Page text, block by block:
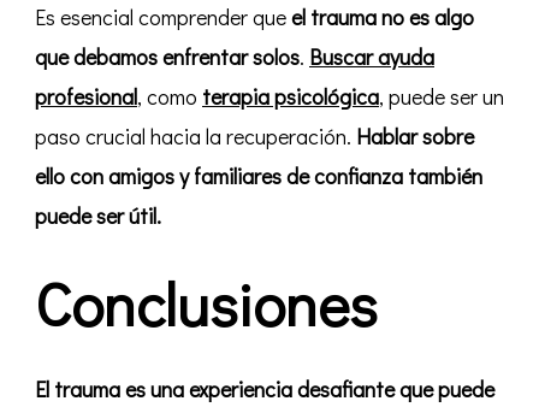
Es esencial comprender queel trauma no es algo
que debamos enfrentar solos. Buscar ayuda
profesional, como terapia psicológica, puede ser un
paso crucial hacia la recuperación. Hablar sobre
ello con amigos y familiares de confianza también
puede ser útil.
Conclusiones
El trauma es una experiencia desafiante que puede